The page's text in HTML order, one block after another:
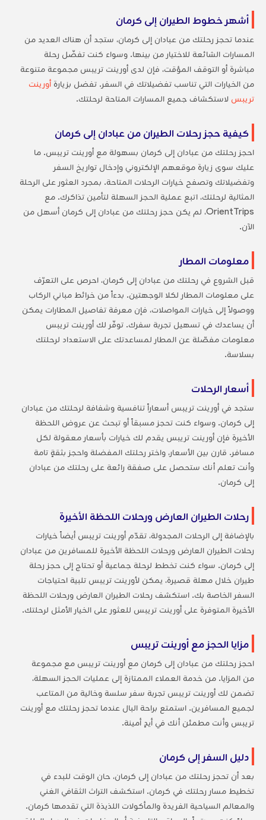
أشهر خطوط الطيران إلى كرمان
عندما تحجز رحلتك من عبادان إلى كرمان، ستجد أن هناك العديد من
المسارات الشائعة للاختيار من بينها. وسواء كنت تفضّل رحلة
مباشرة أو التوقف المؤقت، فإن لدى أورينت تريبس مجموعة متنوعة
من الخيارات التي تناسب تفضيلاتك في السفر. تفضل بزيارةأورينت
تريبس لاستكشاف جميع المسارات المتاحة لرحلتك.
كيفية حجز رحلات الطيران من عبادان إلى كرمان
احجز رحلتك من عبادان إلى كرمان بسهولة مع أورينت تريبس. ما
عليك سوى زيارة موقعهم الإلكتروني وإدخال تواريخ السفر
وتفضيلاتك وتصفح خيارات الرحلات المتاحة. بمجرد العثور على الرحلة
المثالية لرحلتك، اتبع عملية الحجز السهلة لتأمين تذاكرك. مع
OrientTrips، لم يكن حجز رحلتك من عبادان إلى كرمان أسهل من
الآن.
معلومات المطار
قبل الشروع في رحلتك من عبادان إلى كرمان، احرص على التعرّف
على معلومات المطار لكلا الوجهتين. بدءاً من خرائط مباني الركاب
ووصولاً إلى خيارات المواصلات، فإن معرفة تفاصيل المطارات يمكن
أن يساعدك في تسهيل تجربة سفرك. توفّر لك أورينت تريبس
معلومات مفصّلة عن المطار لمساعدتك على الاستعداد لرحلتك
بسلاسة.
أسعار الرحلات
ستجد في أورينت تريبس أسعاراً تنافسية وشفافة لرحلتك من عبادان
إلى كرمان. وسواء كنت تحجز مسبقاً أو تبحث عن عروض اللحظة
الأخيرة فإن أورينت تريبس يقدم لك خيارات بأسعار معقولة لكل
مسافر. قارن بين الأسعار، واختر رحلتك المفضلة واحجز بثقةٍ تامة
وأنت تعلم أنك ستحصل على صفقة رائعة على رحلتك من عبادان
إلى كرمان.
رحلات الطيران العارض ورحلات اللحظة الأخيرة
بالإضافة إلى الرحلات المجدولة، تقدّم أورينت تريبس أيضاً خيارات
رحلات الطيران العارض ورحلات اللحظة الأخيرة للمسافرين من عبادان
إلى كرمان. سواء كنت تخطط لرحلة جماعية أو تحتاج إلى حجز رحلة
طيران خلال مهلة قصيرة، يمكن لأورينت تريبس تلبية احتياجات
السفر الخاصة بك. استكشف رحلات الطيران العارض ورحلات اللحظة
الأخيرة المتوفرة على أورينت تريبس للعثور على الخيار الأمثل لرحلتك.
مزايا الحجز مع أورينت تريبس
احجز رحلتك من عبادان إلى كرمان مع أورينت تريبس مع مجموعة
من المزايا. من خدمة العملاء الممتازة إلى عمليات الحجز السهلة،
تضمن لك أورينت تريبس تجربة سفر سلسة وخالية من المتاعب
لجميع المسافرين. استمتع براحة البال عندما تحجز رحلتك مع أورينت
تريبس وأنت مطمئن أنك في أيدٍ أمينة.
دليل السفر إلى كرمان
بعد أن تحجز رحلتك من عبادان إلى كرمان، حان الوقت للبدء في
تخطيط مسار رحلتك في كرمان. استكشف التراث الثقافي الغني
والمعالم السياحية الفريدة والمأكولات اللذيذة التي تقدمها كرمان.